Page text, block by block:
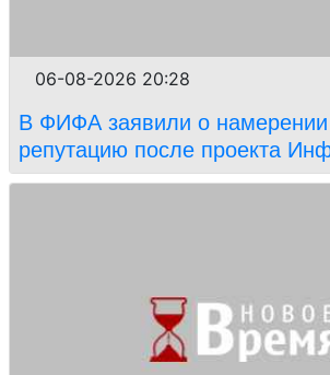
06-08-2026 20:28
В ФИФА заявили о намерении
репутацию после проекта